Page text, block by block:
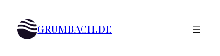
Inhalt
springen GRUMBACH.DE